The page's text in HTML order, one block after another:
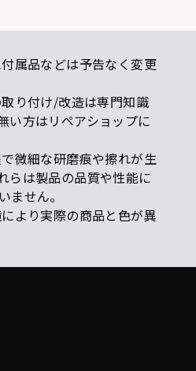
属品などは予告なく変更
り付け/改造は専門知識
い方はリペアショップに
微細な研磨痕や擦れが生
らは製品の品質や性能に
ません。
より実際の商品と色が異